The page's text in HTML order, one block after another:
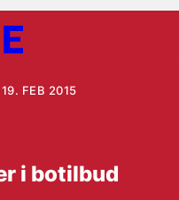
19. FEB 2015
i botilbud